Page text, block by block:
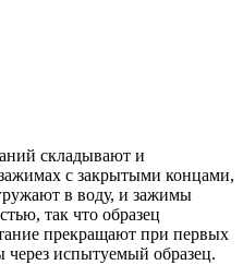
складывают и
с закрытыми концами,
в воду, и зажимы
так что образец
прекращают при первых
испытуемый образец.